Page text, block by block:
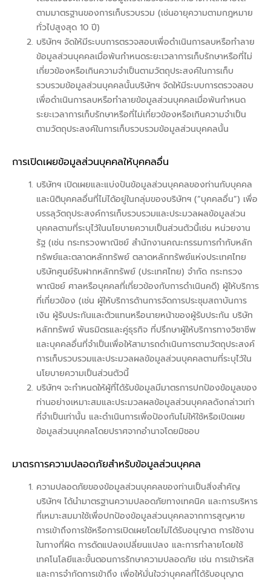
ตามมาตรฐานของการเก็บรวบรวม (เช่นอายุความตามกฎหมาย
ทั่วไปสูงสุด 10 ปี)
บริษัทฯ จัดให้มีระบบการตรวจสอบเพื่อดำเนินการลบหรือทำลาย
ข้อมูลส่วนบุคคลเมื่อพ้นกำหนดระยะเวลาการเก็บรักษาหรือที่ไม่
เกี่ยวข้องหรือเกินความจำเป็นตามวัตถุประสงค์ในการเก็บ
รวบรวมข้อมูลส่วนบุคคลนั้นบริษัทฯ จัดให้มีระบบการตรวจสอบ
เพื่อดำเนินการลบหรือทำลายข้อมูลส่วนบุคคลเมื่อพ้นกำหนด
ระยะเวลาการเก็บรักษาหรือที่ไม่เกี่ยวข้องหรือเกินความจำเป็น
ตามวัตถุประสงค์ในการเก็บรวบรวมข้อมูลส่วนบุคคลนั้น
การเปิดเผยข้อมูลส่วนบุคคลให้บุคคลอื่น
บริษัทฯ เปิดเผยและแบ่งปันข้อมูลส่วนบุคคลของท่านกับบุคคล
และนิติบุคคลอื่นที่ไม่ได้อยู่ในกลุ่มของบริษัทฯ (“บุคคลอื่น”) เพื่อ
บรรลุวัตถุประสงค์การเก็บรวบรวมและประมวลผลข้อมูลส่วน
บุคคลตามที่ระบุไว้ในนโยบายความเป็นส่วนตัวนี้เช่น หน่วยงาน
รัฐ (เช่น กระทรวงพาณิชย์ สำนักงานคณะกรรมการกำกับหลัก
ทรัพย์และตลาดหลักทรัพย์ ตลาดหลักทรัพย์แห่งประเทศไทย
บริษัทศูนย์รับฝากหลักทรัพย์ (ประเทศไทย) จำกัด กระทรวง
พาณิชย์ ศาลหรือบุคคลที่เกี่ยวข้องกับการดำเนินคดี) ผู้ให้บริการ
ที่เกี่ยวข้อง (เช่น ผู้ให้บริการด้านการจัดการประชุมสถาบันการ
เงิน ผู้รับประกันและตัวแทนหรือนายหน้าของผู้รับประกัน บริษัท
หลักทรัพย์ พันธมิตรและคู่ธุรกิจ ที่ปรึกษาผู้ให้บริการทางวิชาชีพ
และบุคคลอื่นที่จำเป็นเพื่อให้สามารถดำเนินการตามวัตถุประสงค์
การเก็บรวบรวมและประมวลผลข้อมูลส่วนบุคคลตามที่ระบุไว้ใน
นโยบายความเป็นส่วนตัวนี้
บริษัทฯ จะกำหนดให้ผู้ที่ได้รับข้อมูลมีมาตรการปกป้องข้อมูลของ
ท่านอย่างเหมาะสมและประมวลผลข้อมูลส่วนบุคคลดังกล่าวเท่า
ที่จำเป็นเท่านั้น และดำเนินการเพื่อป้องกันไม่ให้ใช้หรือเปิดเผย
ข้อมูลส่วนบุคคลโดยปราศจากอำนาจโดยมิชอบ
มาตรการความปลอดภัยสำหรับข้อมูลส่วนบุคคล
ความปลอดภัยของข้อมูลส่วนบุคคลของท่านเป็นสิ่งสำคัญ
บริษัทฯ ได้นำมาตรฐานความปลอดภัยทางเทคนิค และการบริหาร
ที่เหมาะสมมาใช้เพื่อปกป้องข้อมูลส่วนบุคคลจากการสูญหาย
การเข้าถึงการใช้หรือการเปิดเผยโดยไม่ได้รับอนุญาต การใช้งาน
ในทางที่ผิด การดัดแปลงเปลี่ยนแปลง และการทำลายโดยใช้
เทคโนโลยีและขั้นตอนการรักษาความปลอดภัย เช่น การเข้ารหัส
และการจำกัดการเข้าถึง เพื่อให้มั่นใจว่าบุคคลที่ได้รับอนุญาต